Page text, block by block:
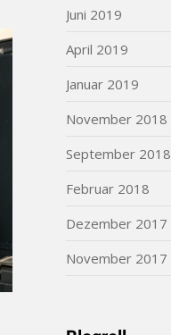
Juni 2019
April 2019
Januar 2019
November 2018
September 2018
Februar 2018
Dezember 2017
November 2017